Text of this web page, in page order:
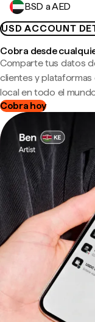
BSD a AED
USD ACCOUNT
Cobra desde
Comparte tus datos
clientes y
local en todo el
Cobra hoy